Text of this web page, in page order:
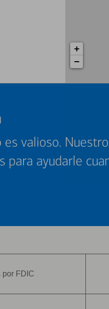
+
−
valioso.
para ayudarle
por FDIC